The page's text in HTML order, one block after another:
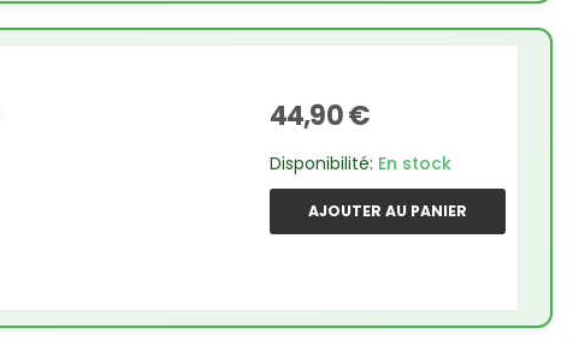
44,90 €
Disponibilité: En stock
AJOUTER AU PANIER